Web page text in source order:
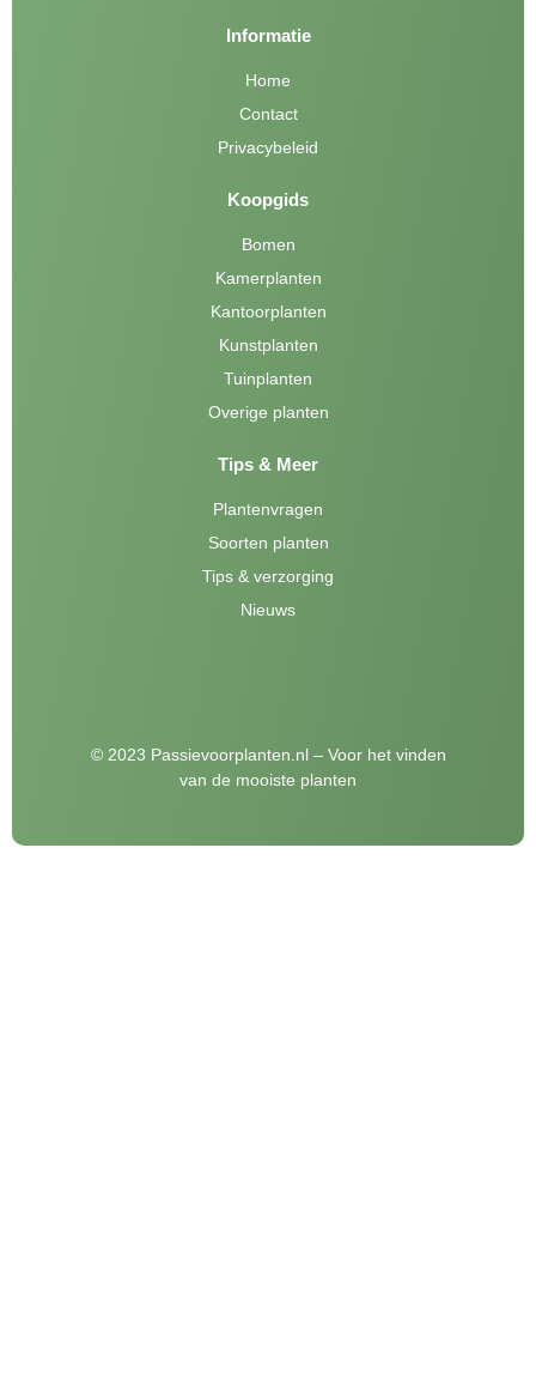
Informatie
Home
Contact
Privacybeleid
Koopgids
Bomen
Kamerplanten
Kantoorplanten
Kunstplanten
Tuinplanten
Overige planten
Tips & Meer
Plantenvragen
Soorten planten
Tips & verzorging
Nieuws
© 2023 Passievoorplanten.nl – Voor het vinden
van de mooiste planten